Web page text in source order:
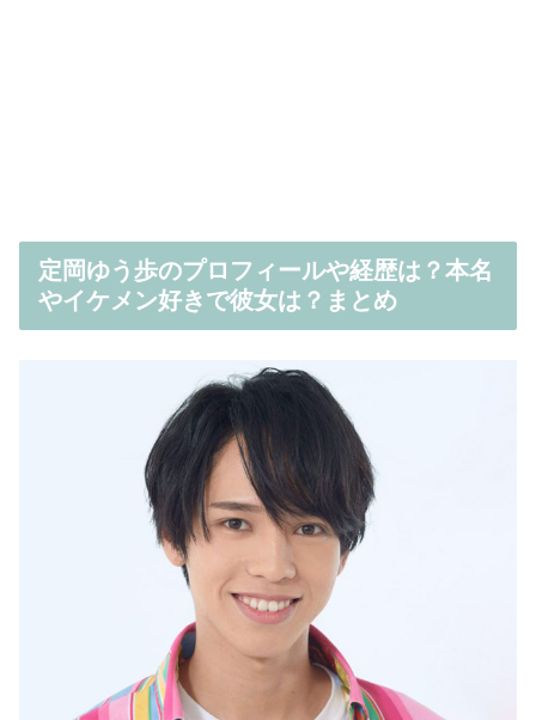
定岡ゆう歩のプロフィールや経歴は？本名
やイケメン好きで彼女は？まとめ